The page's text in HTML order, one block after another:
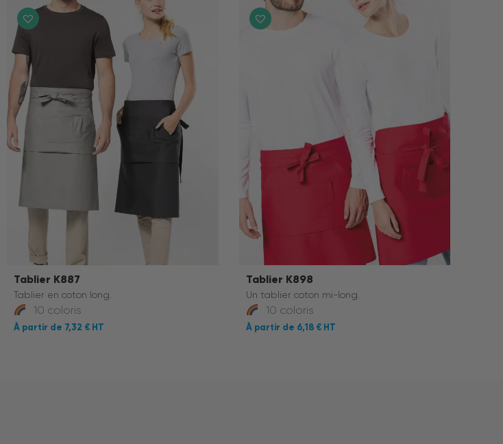
Tablier K887
Tablier en coton long.
10 coloris
7,32 €
Tablier K898
Un tablier coton mi-long.
10 coloris
6,18 €